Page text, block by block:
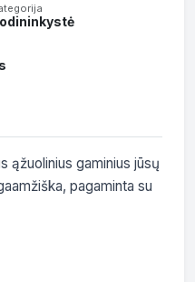
ąžuolinius gaminius jūsų
pagaminta su